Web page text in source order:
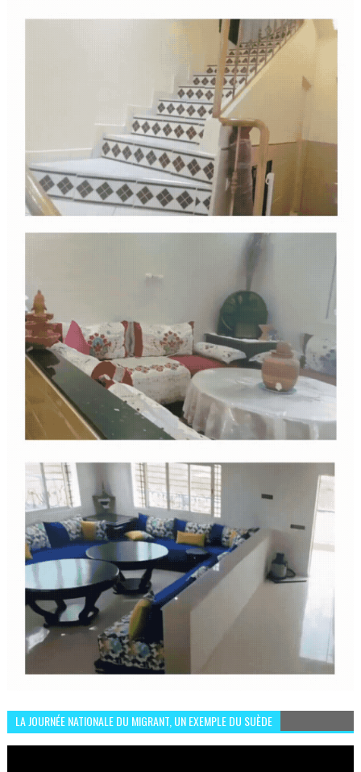
LA JOURNÉE NATIONALE DU MIGRANT, UN EXEMPLE DU SUÈDE